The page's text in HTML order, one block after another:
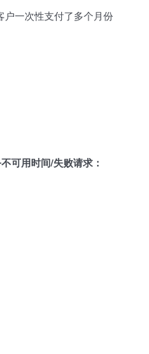
户一次性支付了多个月份
可用时间/失败请求：